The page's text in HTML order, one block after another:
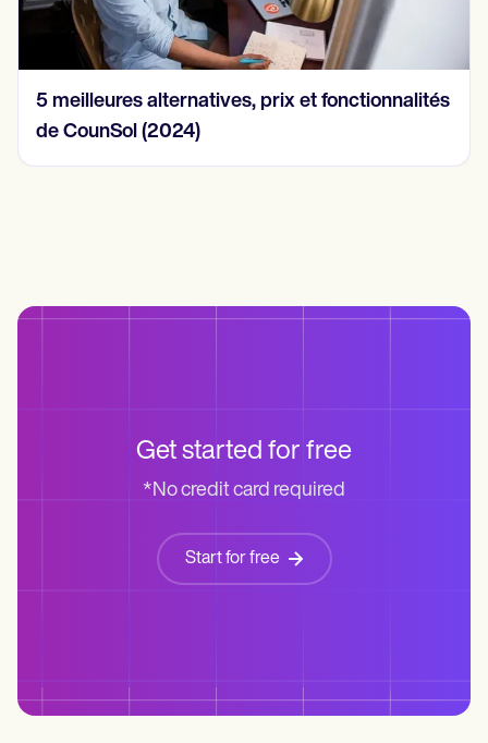
5 meilleures alternatives, prix et fonctionnalités
de CounSol (2024)
Get started for free
*No credit card required
Start for free